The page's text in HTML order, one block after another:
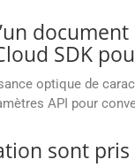
SDK
optique de
API pour
sont